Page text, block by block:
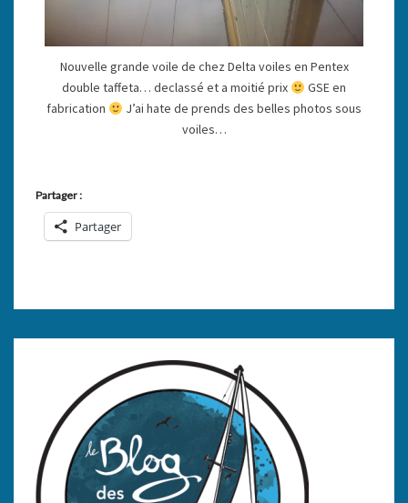
Nouvelle grande voile de chez Delta voiles en Pentex
double taffeta… declassé et a moitié prix
GSE en
fabrication
J’ai hate de prends des belles photos sous
voiles…
Partager :
Partager